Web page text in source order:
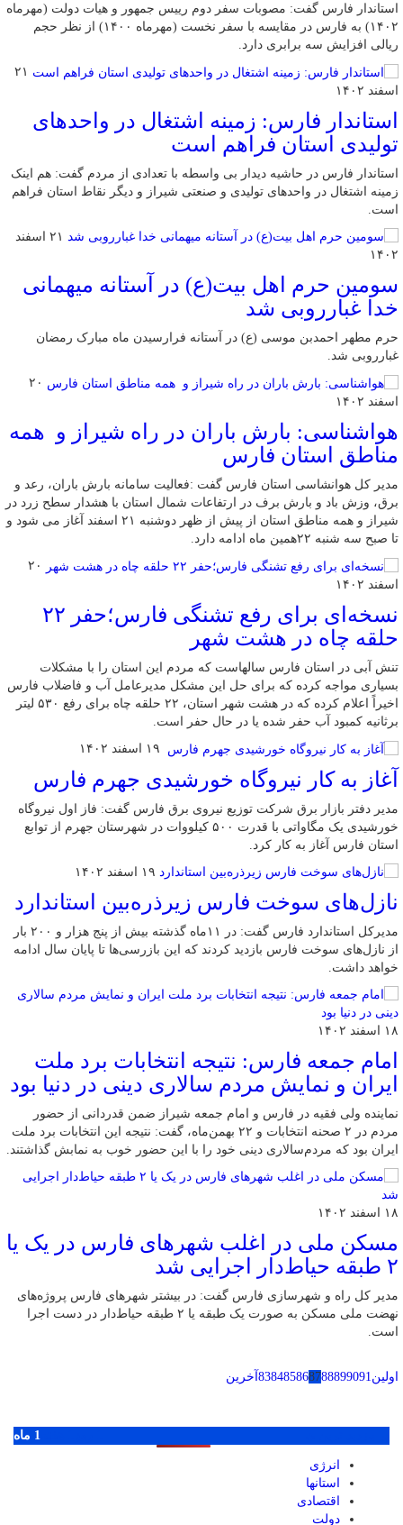
استاندار فارس گفت: مصوبات سفر دوم رییس جمهور و هیات دولت (مهرماه
۱۴۰۲) به فارس در مقایسه با سفر نخست (مهرماه ۱۴۰۰) از نظر حجم
ریالی افزایش سه برابری دارد.
۲۱
اسفند ۱۴۰۲
استاندار فارس: زمینه اشتغال در واحدهای
تولیدی استان فراهم است
استاندار فارس در حاشیه دیدار بی واسطه با تعدادی از مردم گفت: هم اینک
زمینه اشتغال در واحدهای تولیدی و صنعتی شیراز و دیگر نقاط استان فراهم
است.
۲۱ اسفند
۱۴۰۲
سومین حرم اهل بیت(ع) در آستانه میهمانی
خدا غبارروبی شد
حرم مطهر احمدبن موسی (ع) در آستانه فرارسیدن ماه مبارک رمضان
غبارروبی شد.
۲۰
اسفند ۱۴۰۲
هواشناسی: بارش باران در راه شیراز و همه
مناطق استان فارس
مدیر کل هوانشاسی استان فارس گفت :‌فعالیت سامانه بارش باران، رعد و
برق، وزش باد و بارش برف در ارتفاعات شمال استان با هشدار سطح زرد در
شیراز و همه مناطق استان از پیش از ظهر دوشنبه ۲۱ اسفند آغاز می شود و
تا صبح سه شنبه ۲۲همین ماه ادامه دارد.
۲۰
اسفند ۱۴۰۲
نسخه‌ای برای رفع تشنگی فارس؛حفر ۲۲
حلقه چاه در هشت شهر
تنش آبی در استان فارس سالهاست که مردم این استان را با مشکلات
بسیاری مواجه کرده که برای حل این مشکل مدیرعامل آب و فاضلاب فارس
اخیراً اعلام کرده که در هشت شهر استان، ۲۲ حلقه چاه برای رفع ۵۳۰ لیتر
برثانیه کمبود آب حفر شده یا در حال حفر است.
۱۹ اسفند ۱۴۰۲
آغاز به کار نیروگاه خورشیدی جهرم فارس
مدیر دفتر بازار برق شرکت توزیع نیروی برق فارس گفت: فاز اول نیروگاه
خورشیدی یک مگاواتی با قدرت ۵۰۰ کیلووات در شهرستان جهرم از توابع
استان فارس آغاز به کار کرد.
۱۹ اسفند ۱۴۰۲
نازل‌های سوخت فارس زیرذره‌بین استاندارد
مدیرکل استاندارد فارس گفت: در ۱۱ماه گذشته بیش از پنج هزار و ۲۰۰ بار
از نازل‌های سوخت فارس بازدید کردند که این بازرسی‌ها تا پایان سال ادامه
خواهد داشت.
۱۸ اسفند ۱۴۰۲
امام جمعه فارس: نتیجه انتخابات برد ملت
ایران و نمایش مردم سالاری دینی در دنیا بود
نماینده ولی فقیه در فارس و امام جمعه شیراز ضمن قدردانی از حضور
مردم در ۲ صحنه انتخابات و ۲۲ بهمن‌ماه، گفت: نتیجه این انتخابات برد ملت
ایران بود که مردم‌سالاری دینی خود را با این حضور خوب به نمابش گذاشتند.
۱۸ اسفند ۱۴۰۲
مسکن ملی در اغلب شهرهای فارس در یک یا
۲ طبقه حیاط‌دار اجرایی شد
مدیر کل راه و شهرسازی فارس گفت: در بیشتر شهرهای فارس پروژه‌های
نهضت ملی مسکن به صورت یک طبقه یا ۲ طبقه حیاط‌دار در دست اجرا
است.
اولین 838485868788899091 آخرین
1 ماه
انرژی
استانها
اقتصادی
دولت